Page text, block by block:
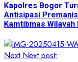
Kapolres Bogor
Antisipasi
Kamtibmas
Next Next post: